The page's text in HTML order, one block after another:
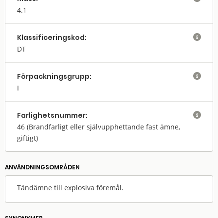
4.1
Klassifi­cerings­kod:
DT

Förpack­nings­grupp:
I

Farlighets­nummer:
46 (Brandfarligt eller självupphettande fast ämne,
giftigt)

ANVÄNDNINGS­OMRÅDEN
Tändämne till explosiva föremål.